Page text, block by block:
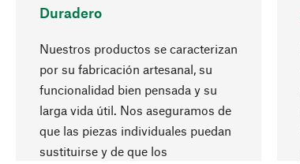
Duradero
Nuestros productos se caracterizan
por su fabricación artesanal, su
funcionalidad bien pensada y su
larga vida útil. Nos aseguramos de
que las piezas individuales puedan
sustituirse y de que los